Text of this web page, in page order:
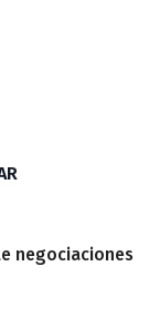
negociaciones